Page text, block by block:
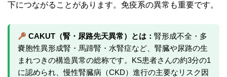
下につながることがあります。免疫系の異常も重要です。
CAKUT（腎・尿路先天異常）とは：腎形成不全・多
嚢胞性異形成腎・馬蹄腎・水腎症など、腎臓や尿路の生
まれつきの構造異常の総称です。KS患者さんの約3分の1
に認められ、慢性腎臓病（CKD）進行の主要なリスク因